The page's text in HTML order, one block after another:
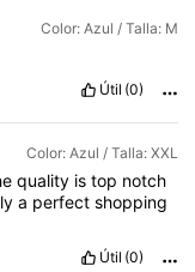
Color: Azul / Talla: M
Útil (0)
Color: Azul / Talla: XXL
quality istop notch
a perfectshopping
Útil (0)